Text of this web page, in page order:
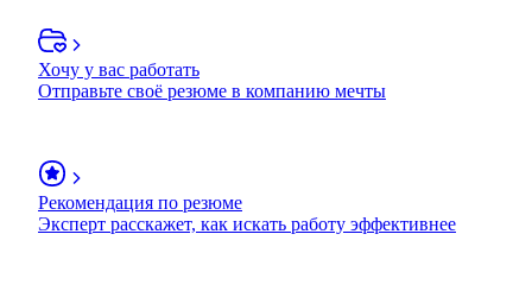
Хочу у вас работать
Отправьте своё резюме в компанию мечты
Рекомендация по резюме
Эксперт расскажет, как искать работу эффективнее